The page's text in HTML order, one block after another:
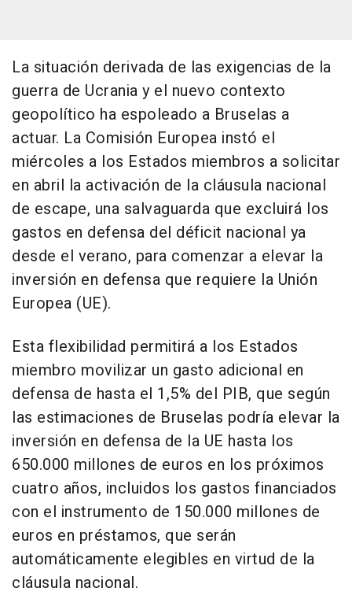
La situación derivada de las exigencias de la
guerra de Ucrania y el nuevo contexto
geopolítico ha espoleado a Bruselas a
actuar. La Comisión Europea instó el
miércoles a los Estados miembros a solicitar
en abril la activación de la cláusula nacional
de escape, una salvaguarda que excluirá los
gastos en defensa del déficit nacional ya
desde el verano, para comenzar a elevar la
inversión en defensa que requiere la Unión
Europea (UE).
Esta flexibilidad permitirá a los Estados
miembro movilizar un gasto adicional en
defensa de hasta el 1,5% del PIB, que según
las estimaciones de Bruselas podría elevar la
inversión en defensa de la UE hasta los
650.000 millones de euros en los próximos
cuatro años, incluidos los gastos financiados
con el instrumento de 150.000 millones de
euros en préstamos, que serán
automáticamente elegibles en virtud de la
cláusula nacional.